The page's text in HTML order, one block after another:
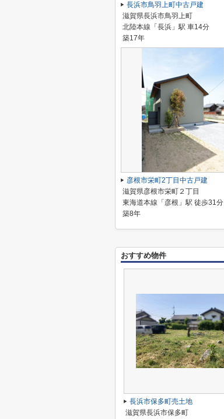
長浜市鳥羽上町中古戸建
滋賀県長浜市鳥羽上町
北陸本線「長浜」駅 車14分
築17年
彦根市栄町2丁目中古戸建
滋賀県彦根市栄町２丁目
東海道本線「彦根」駅 徒歩31分
築8年
おすすめ物件
長浜市保多町売土地
滋賀県長浜市保多町